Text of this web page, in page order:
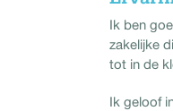
Ik ben
zakelijke
tot in de
Ik geloof